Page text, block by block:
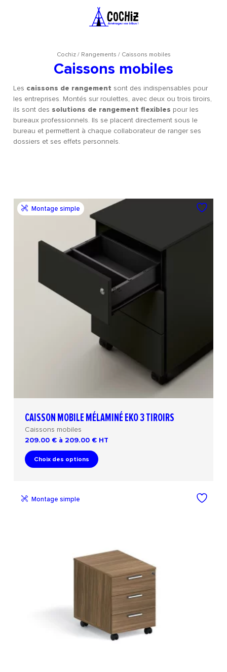
Cochiz/ Rangements / Caissons mobiles
Caissons mobiles
Les caissons de rangement sont des indispensables pour
les entreprises. Montés sur roulettes, avec deux ou trois tiroirs,
ils sont des solutions de rangement flexibles pour les
bureaux professionnels. Ils se placent directement sous le
bureau et permettent à chaque collaborateur de ranger ses
dossiers et ses effets personnels.
CAISSON MOBILE MÉLAMINÉ EKO 3 TIROIRS
Caissons mobiles
209.00 € à 209.00 € HT
Choix des options
Montage simple
Montage simple